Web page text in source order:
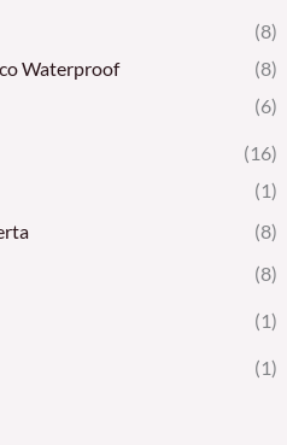
(8)
Waterproof
(8)
(6)
(16)
(1)
(8)
(8)
(1)
(1)